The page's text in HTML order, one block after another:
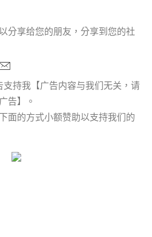
分享给您的朋友，分享到您的社
支持我【广告内容与我们无关，请
告】。
面的方式小额赞助以支持我们的